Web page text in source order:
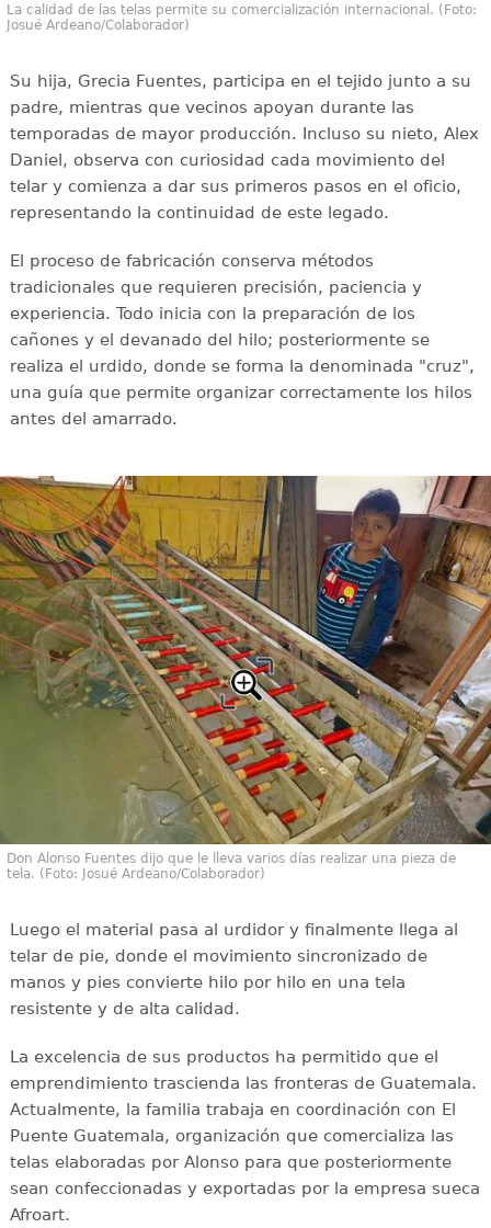
La calidad de las telas permite su comercialización internacional. (Foto:
Josué Ardeano/Colaborador)
Su hija, Grecia Fuentes, participa en el tejido junto a su
padre, mientras que vecinos apoyan durante las
temporadas de mayor producción. Incluso su nieto, Alex
Daniel, observa con curiosidad cada movimiento del
telar y comienza a dar sus primeros pasos en el oficio,
representando la continuidad de este legado.
El proceso de fabricación conserva métodos
tradicionales que requieren precisión, paciencia y
experiencia. Todo inicia con la preparación de los
cañones y el devanado del hilo; posteriormente se
realiza el urdido, donde se forma la denominada "cruz",
una guía que permite organizar correctamente los hilos
antes del amarrado.
Don Alonso Fuentes dijo que le lleva varios días realizar una pieza de
tela. (Foto: Josué Ardeano/Colaborador)
Luego el material pasa al urdidor y finalmente llega al
telar de pie, donde el movimiento sincronizado de
manos y pies convierte hilo por hilo en una tela
resistente y de alta calidad.
La excelencia de sus productos ha permitido que el
emprendimiento trascienda las fronteras de Guatemala.
Actualmente, la familia trabaja en coordinación con El
Puente Guatemala, organización que comercializa las
telas elaboradas por Alonso para que posteriormente
sean confeccionadas y exportadas por la empresa sueca
Afroart.